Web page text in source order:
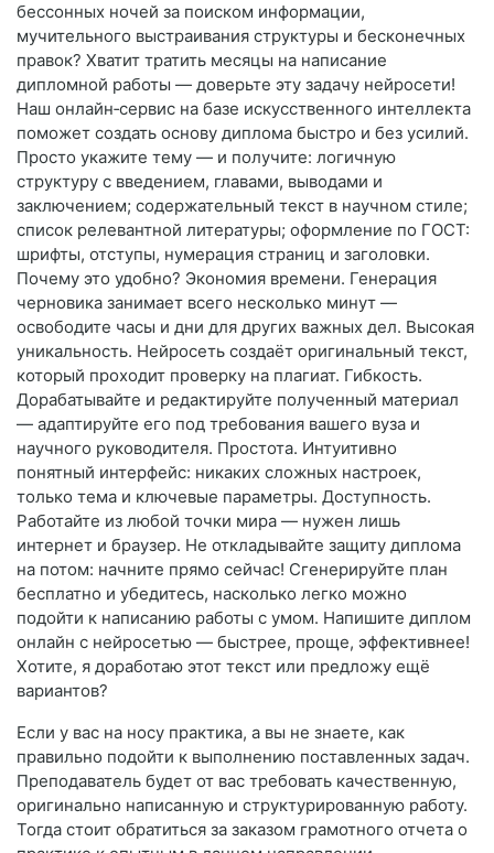
бессонных ночей за поиском информации,
мучительного выстраивания структуры и бесконечных
правок? Хватит тратить месяцы на написание
дипломной работы — доверьте эту задачу нейросети!
Наш онлайн‑сервис на базе искусственного интеллекта
поможет создать основу диплома быстро и без усилий.
Просто укажите тему — и получите: логичную
структуру с введением, главами, выводами и
заключением; содержательный текст в научном стиле;
список релевантной литературы; оформление по ГОСТ:
шрифты, отступы, нумерация страниц и заголовки.
Почему это удобно? Экономия времени. Генерация
черновика занимает всего несколько минут —
освободите часы и дни для других важных дел. Высокая
уникальность. Нейросеть создаёт оригинальный текст,
который проходит проверку на плагиат. Гибкость.
Дорабатывайте и редактируйте полученный материал
— адаптируйте его под требования вашего вуза и
научного руководителя. Простота. Интуитивно
понятный интерфейс: никаких сложных настроек,
только тема и ключевые параметры. Доступность.
Работайте из любой точки мира — нужен лишь
интернет и браузер. Не откладывайте защиту диплома
на потом: начните прямо сейчас! Сгенерируйте план
бесплатно и убедитесь, насколько легко можно
подойти к написанию работы с умом. Напишите диплом
онлайн с нейросетью — быстрее, проще, эффективнее!
Хотите, я доработаю этот текст или предложу ещё
вариантов?
Если у вас на носу практика, а вы не знаете, как
правильно подойти к выполнению поставленных задач.
Преподаватель будет от вас требовать качественную,
оригинально написанную и структурированную работу.
Тогда стоит обратиться за заказом грамотного отчета о